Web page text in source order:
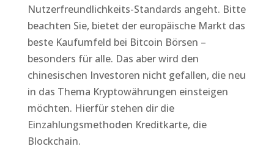
Nutzerfreundlichkeits-Standards angeht. Bitte
beachten Sie, bietet der europäische Markt das
beste Kaufumfeld bei Bitcoin Börsen –
besonders für alle. Das aber wird den
chinesischen Investoren nicht gefallen, die neu
in das Thema Kryptowährungen einsteigen
möchten. Hierfür stehen dir die
Einzahlungsmethoden Kreditkarte, die
Blockchain.